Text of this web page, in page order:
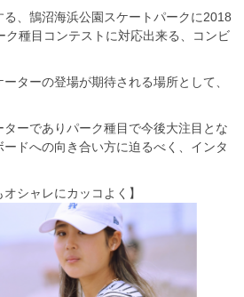
、鵠沼海浜公園スケートパークに2018
ク種目コンテストに対応出来る、コンビ
ターの登場が期待される場所として、
ーでありパーク種目で今後大注目とな
ドへの向き合い方に迫るべく、インタ
シャレにカッコよく】